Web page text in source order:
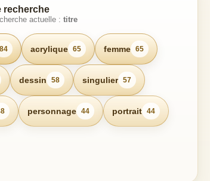
recherche
actuelle : titre
84 acrylique 65 femme 65
dessin 58 singulier 57
personnage 44 portrait 44